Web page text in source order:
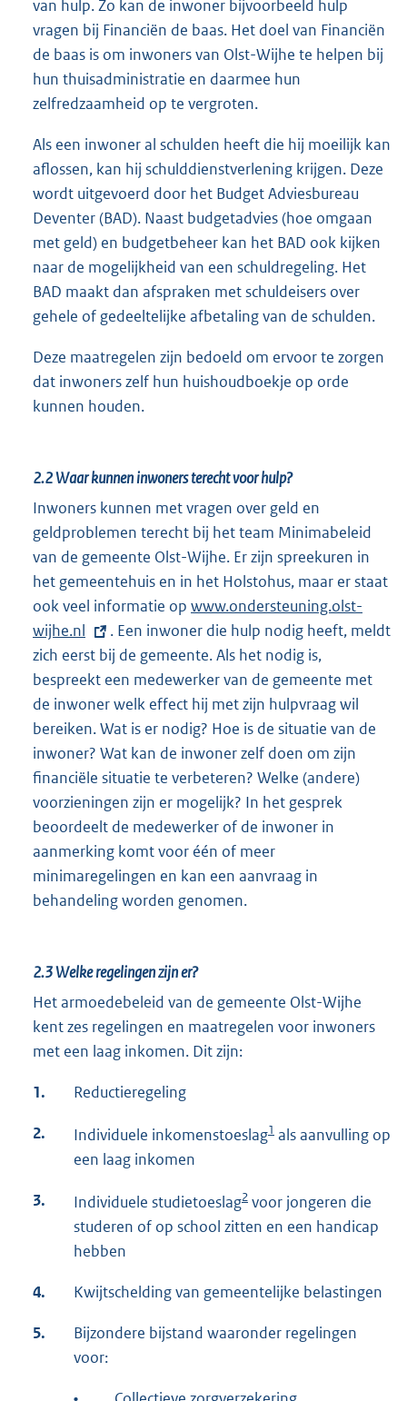
van hulp. Zo kan de inwoner bijvoorbeeld hulp
vragen bij Financiën de baas. Het doel van Financiën
de baas is om inwoners van Olst-Wijhe te helpen bij
hun thuisadministratie en daarmee hun
zelfredzaamheid op te vergroten.
Als een inwoner al schulden heeft die hij moeilijk kan
aflossen, kan hij schulddienstverlening krijgen. Deze
wordt uitgevoerd door het Budget Adviesbureau
Deventer (BAD). Naast budgetadvies (hoe omgaan
met geld) en budgetbeheer kan het BAD ook kijken
naar de mogelijkheid van een schuldregeling. Het
BAD maakt dan afspraken met schuldeisers over
gehele of gedeeltelijke afbetaling van de schulden.
Deze maatregelen zijn bedoeld om ervoor te zorgen
dat inwoners zelf hun huishoudboekje op orde
kunnen houden.
2.2Waar kunnen inwoners terecht voor hulp?
Inwoners kunnen met vragen over geld en
geldproblemen terecht bij het team Minimabeleid
van de gemeente Olst-Wijhe. Er zijn spreekuren in
het gemeentehuis en in het Holstohus, maar er staat
ook veel informatie op E
x
t
e
r
n
e
l
i
n
k
:
www.ondersteuning.olst-
wijhe.nl
. Een inwoner die hulp nodig heeft, meldt
zich eerst bij de gemeente. Als het nodig is,
bespreekt een medewerker van de gemeente met
de inwoner welk effect hij met zijn hulpvraag wil
bereiken. Wat is er nodig? Hoe is de situatie van de
inwoner? Wat kan de inwoner zelf doen om zijn
financiële situatie te verbeteren? Welke (andere)
voorzieningen zijn er mogelijk? In het gesprek
beoordeelt de medewerker of de inwoner in
aanmerking komt voor één of meer
minimaregelingen en kan een aanvraag in
behandeling worden genomen.
2.3Welke regelingen zijn er?
Het armoedebeleid van de gemeente Olst-Wijhe
kent zes regelingen en maatregelen voor inwoners
met een laag inkomen. Dit zijn:
1. Reductieregeling
2. Individuele inkomenstoeslag1 als aanvulling op
een laag inkomen
3. Individuele studietoeslag2 voor jongeren die
studeren of op school zitten en een handicap
hebben
4. Kwijtschelding van gemeentelijke belastingen
5.
Bijzondere bijstand waaronder regelingen
voor: